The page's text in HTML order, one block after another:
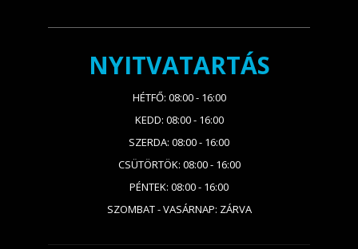
NYITVATARTÁS
HÉTFŐ: 08:00 - 16:00
KEDD: 08:00 - 16:00
SZERDA: 08:00 - 16:00
CSÜTÖRTÖK: 08:00 - 16:00
PÉNTEK: 08:00 - 16:00
SZOMBAT - VASÁRNAP: ZÁRVA